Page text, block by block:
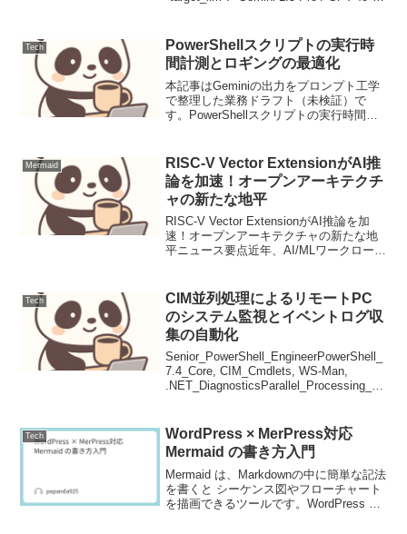
Tech
PowerShellスクリプトの実行時
間計測とロギングの最適化
本記事はGeminiの出力をプロンプト工学
で整理した業務ドラフト（未検証）で
す。PowerShellスクリプトの実行時間計
なツールです。しかし、本番環境で実
行...
Mermaid
RISC-V Vector ExtensionがAI推
論を加速！オープンアーキテクチ
ャの新たな地平
RISC-V Vector ExtensionがAI推論を加
速！オープンアーキテクチャの新たな地
平ニュース要点近年、AI/MLワークロード
られています。特にディープラー...
Tech
CIM並列処理によるリモートPC
のシステム監視とイベントログ収
集の自動化
Senior_PowerShell_EngineerPowerShell_
7.4_Core, CIM_Cmdlets, WS-Man,
.NET_DiagnosticsParallel_Processing_vi
Tech
WordPress × MerPress対応
Mermaid の書き方入門
Mermaid は、Markdownの中に簡単な記法
を書くと シーケンス図やフローチャート
を描画できるツールです。WordPress で